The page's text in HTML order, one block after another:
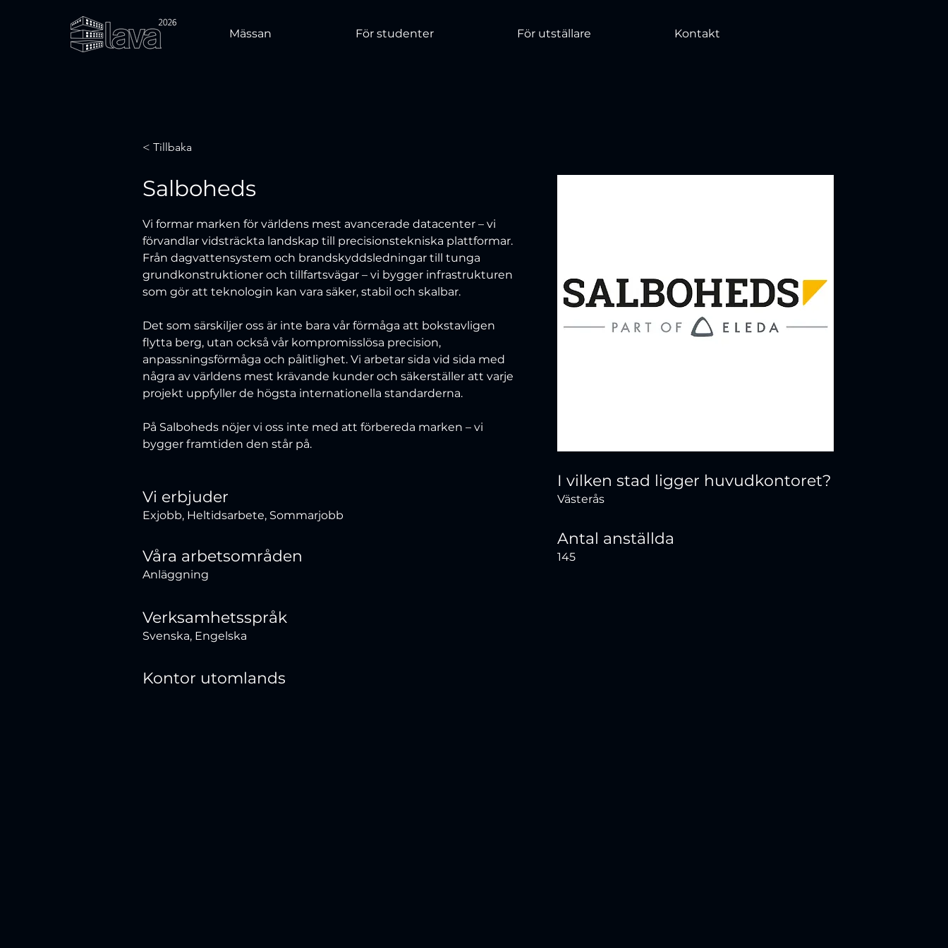
Mässan För studenter För utställare Kontakt
< Tillbaka
Salboheds
Vi formar marken för världens mest avancerade datacenter – vi
förvandlar vidsträckta landskap till precisionstekniska plattformar.
Från dagvattensystem och brandskyddsledningar till tunga
grundkonstruktioner och tillfartsvägar – vi bygger infrastrukturen
som gör att teknologin kan vara säker, stabil och skalbar.
Det som särskiljer oss är inte bara vår förmåga att bokstavligen
flytta berg, utan också vår kompromisslösa precision,
anpassningsförmåga och pålitlighet. Vi arbetar sida vid sida med
några av världens mest krävande kunder och säkerställer att varje
projekt uppfyller de högsta internationella standarderna.
På Salboheds nöjer vi oss inte med att förbereda marken – vi
bygger framtiden den står på.
Vi erbjuder
Exjobb, Heltidsarbete, Sommarjobb
Våra arbetsområden
Anläggning
Verksamhetsspråk
Svenska, Engelska
Kontor utomlands
I vilken stad ligger huvudkontoret?
Västerås
Antal anställda
145